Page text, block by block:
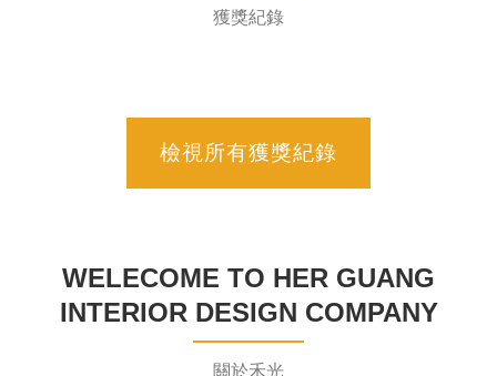
獲獎紀錄
檢視所有獲獎紀錄
WELECOME TO HER GUANG
INTERIOR DESIGN COMPANY
關於禾光